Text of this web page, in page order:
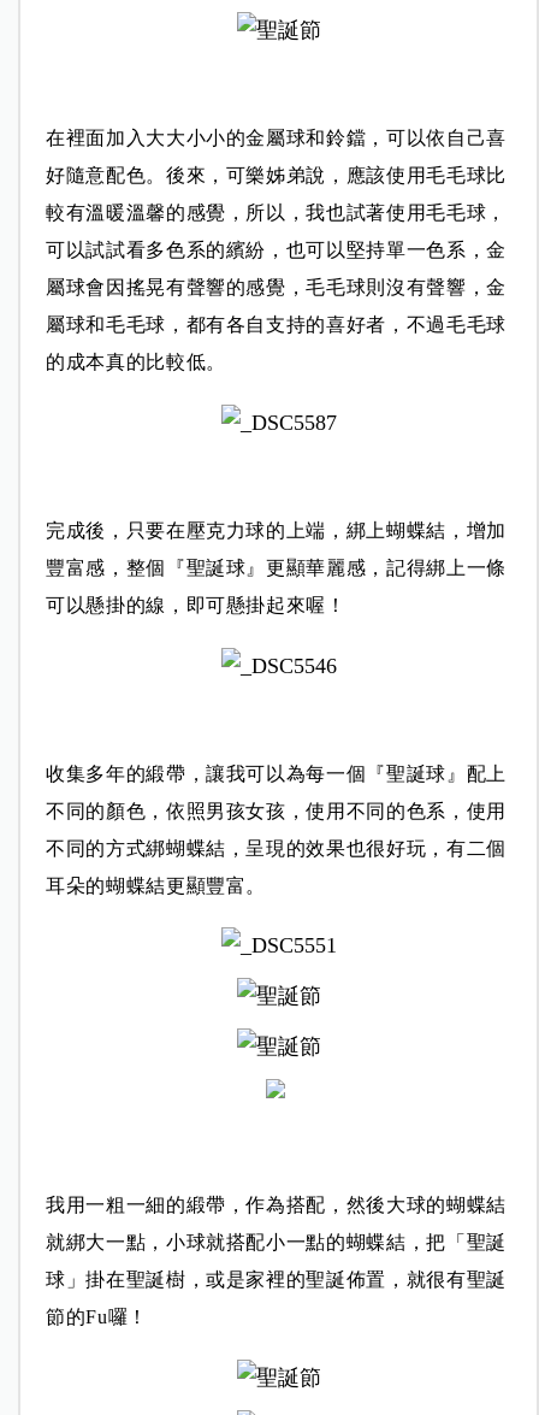
在裡面加入大大小小的金屬球和鈴鐺，可以依自己喜
好隨意配色。 後來，可樂姊弟說，應該使用毛毛球比
較有溫暖溫馨的感覺， 所以，我也試著使用毛毛球，
可以試試看多色系的繽紛，也可以堅持單一色系，金
屬球會因搖晃有聲響的感覺，毛毛球則沒有聲響，金
屬球和毛毛球，都有各自支持的喜好者，不過毛毛球
的成本真的比較低。
完成後，只要在壓克力球的上端，綁上蝴蝶結，增加
豐富感，整個『聖誕球』更顯華麗感，記得綁上一條
可以懸掛的線，即可懸掛起來喔！
收集多年的緞帶，讓我可以為每一個『聖誕球』配上
不同的顏色， 依照男孩女孩，使用不同的色系， 使用
不同的方式綁蝴蝶結，呈現的效果也很好玩，有二個
耳朵的蝴蝶結更顯豐富。
我用一粗一細的緞帶，作為搭配，然後大球的蝴蝶結
就綁大一點，小球就搭配小一點的蝴蝶結，把「聖誕
球」掛在聖誕樹，或是家裡的聖誕佈置，就很有聖誕
節的Fu囉！